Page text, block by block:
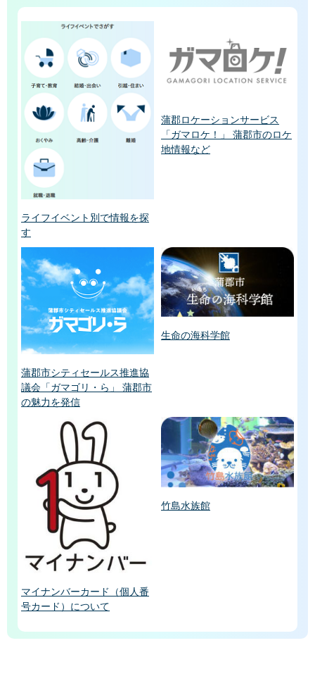
ライフイベント別で情報を探
す
蒲郡ロケーションサービス
「ガマロケ！」 蒲郡市のロケ
地情報など
蒲郡市シティセールス推進協
議会「ガマゴリ・ら」 蒲郡市
の魅力を発信
生命の海科学館
マイナンバーカード（個人番
号カード）について
竹島水族館